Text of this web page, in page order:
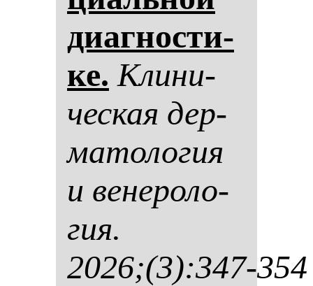
ди­аг­нос­ти­
ке. Кли­ни­
чес­кая дер­
ма­то­ло­гия
и ве­не­ро­ло­
гия.
2026;(3):347-354